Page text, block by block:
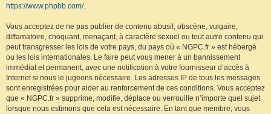
https://www.phpbb.com/.
Vous acceptez de ne pas publier de contenu abusif, obscène, vulgaire,
diffamatoire, choquant, menaçant, à caractère sexuel ou tout autre contenu qui
peut transgresser les lois de votre pays, du pays où « NGPC.fr » est hébergé
ou les lois internationales. Le faire peut vous mener à un bannissement
immédiat et permanent, avec une notification à votre fournisseur d’accès à
Internet si nous le jugeons nécessaire. Les adresses IP de tous les messages
sont enregistrées pour aider au renforcement de ces conditions. Vous acceptez
que « NGPC.fr » supprime, modifie, déplace ou verrouille n’importe quel sujet
lorsque nous estimons que cela est nécessaire. En tant que membre, vous